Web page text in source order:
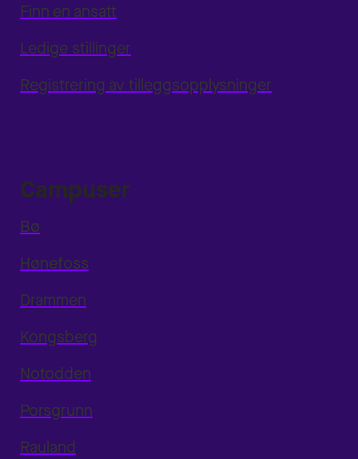
Finn en ansatt
Ledige stillinger
Registrering av tilleggsopplysninger
Campuser
Bø
Hønefoss
Drammen
Kongsberg
Notodden
Porsgrunn
Rauland